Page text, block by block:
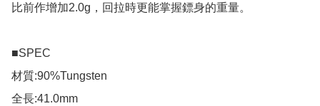
比前作增加2.0g，回拉時更能掌握鏢身的重量。
■SPEC
材質:90%Tungsten
全長:41.0mm